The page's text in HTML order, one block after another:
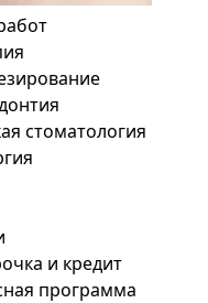
стоматология
и кредит
программа